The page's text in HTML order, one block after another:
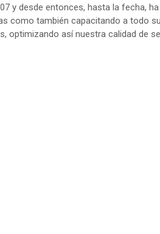
y desde entonces, hasta la fecha,
como también capacitando a todo
optimizando así nuestra calidad de